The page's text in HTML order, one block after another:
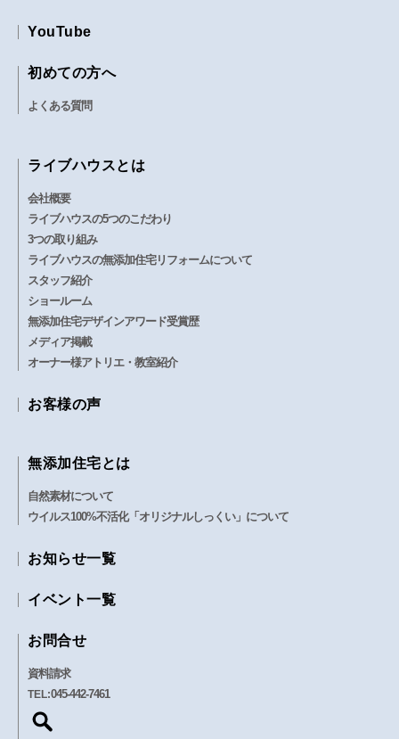
YouTube
初めての方へ
よくある質問
ライブハウスとは
会社概要
ライブハウスの5つのこだわり
3つの取り組み
ライブハウスの無添加住宅リフォームについて
スタッフ紹介
ショールーム
無添加住宅デザインアワード受賞歴
メディア掲載
オーナー様アトリエ・教室紹介
お客様の声
無添加住宅とは
自然素材について
ウイルス100%不活化「オリジナルしっくい」について
お知らせ一覧
イベント一覧
お問合せ
資料請求
TEL:045-442-7461